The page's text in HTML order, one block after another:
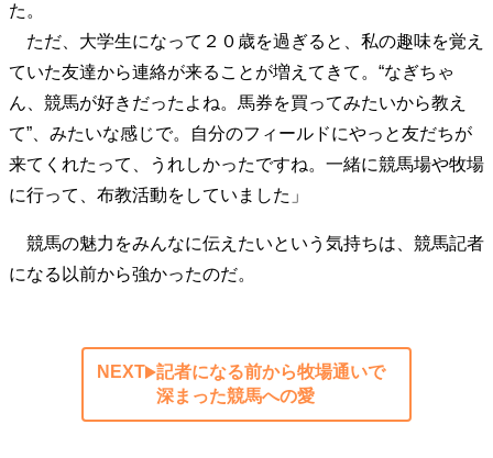
た。
ただ、大学生になって２０歳を過ぎると、私の趣味を覚え
ていた友達から連絡が来ることが増えてきて。“なぎちゃ
ん、競馬が好きだったよね。馬券を買ってみたいから教え
て”、みたいな感じで。自分のフィールドにやっと友だちが
来てくれたって、うれしかったですね。一緒に競馬場や牧場
に行って、布教活動をしていました」
競馬の魅力をみんなに伝えたいという気持ちは、競馬記者
になる以前から強かったのだ。
NEXT
記者になる前から牧場通いで
深まった競馬への愛